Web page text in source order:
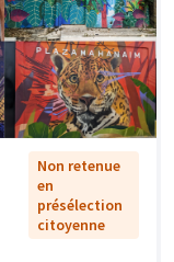
Non retenue
en
présélection
citoyenne